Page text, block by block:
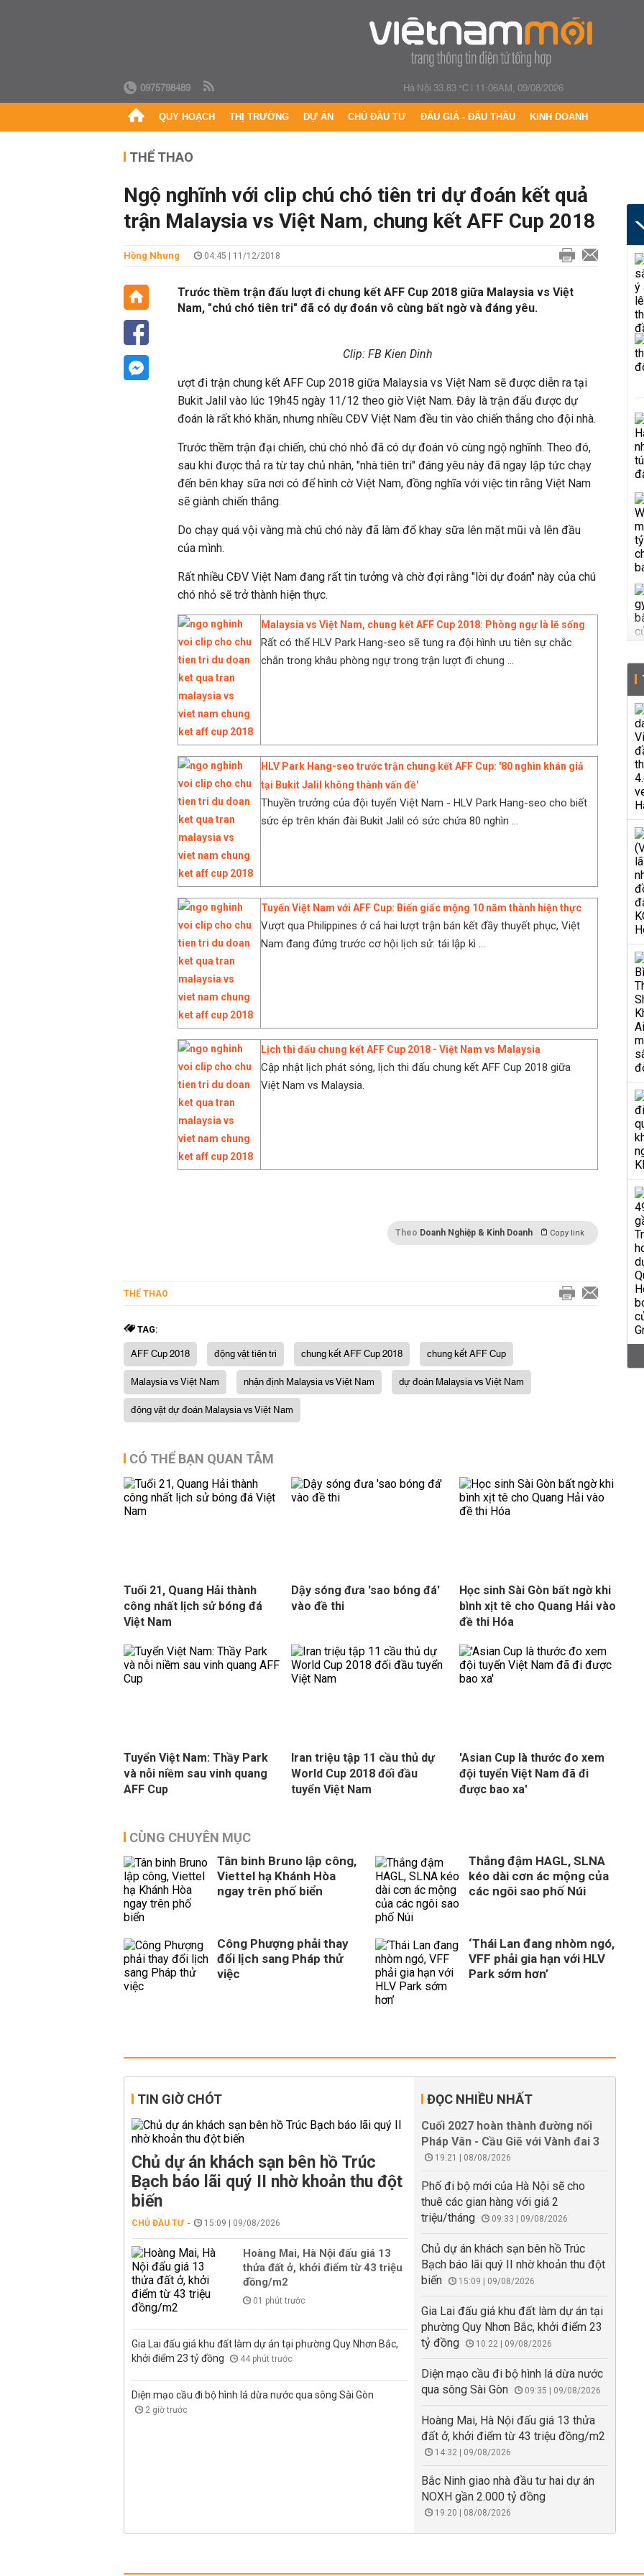
0975798489 Hà Nội 33.83 °C| 11:06AM, 09/08/2026
QUY HOẠCH THỊ TRƯỜNG DỰ ÁN CHỦ ĐẦU TƯ ĐẤU GIÁ - ĐẤU THẦU KINH DOANH
THỂ THAO
Ngộ nghĩnh với clip chú chó tiên tri dự đoán kết quả
trận Malaysia vs Việt Nam, chung kết AFF Cup 2018
Hồng Nhung 04:45 | 11/12/2018
Trước thềm trận đấu lượt đi chung kết AFF Cup 2018 giữa Malaysia vs Việt
Nam, "chú chó tiên tri" đã có dự đoán vô cùng bất ngờ và đáng yêu.
Clip: FB Kien Dinh
ượt đi trận chung kết AFF Cup 2018 giữa Malaysia vs Việt Nam sẽ được diễn ra tại
Bukit Jalil vào lúc 19h45 ngày 11/12 theo giờ Việt Nam. Đây là trận đấu được dự
đoán là rất khó khăn, nhưng nhiều CĐV Việt Nam đều tin vào chiến thắng cho đội nhà.
Trước thềm trận đại chiến, chú chó nhỏ đã có dự đoán vô cùng ngộ nghĩnh. Theo đó,
sau khi được thả ra từ tay chủ nhân, "nhà tiên tri" đáng yêu này đã ngay lập tức chạy
đến bên khay sữa nơi có để hình cờ Việt Nam, đồng nghĩa với việc tin rằng Việt Nam
sẽ giành chiến thắng.
Do chạy quá vội vàng mà chú chó này đã làm đổ khay sữa lên mặt mũi và lên đầu
của mình.
Rất nhiều CĐV Việt Nam đang rất tin tưởng và chờ đợi rằng "lời dự đoán" này của chú
chó nhỏ sẽ trở thành hiện thực.
Malaysia vs Việt Nam, chung kết AFF Cup 2018: Phòng ngự là lẽ sống
Rất có thể HLV Park Hang-seo sẽ tung ra đội hình ưu tiên sự chắc
chắn trong khâu phòng ngự trong trận lượt đi chung ...
HLV Park Hang-seo trước trận chung kết AFF Cup: '80 nghìn khán giả
tại Bukit Jalil không thành vấn đề'
Thuyền trưởng của đội tuyển Việt Nam - HLV Park Hang-seo cho biết
sức ép trên khán đài Bukit Jalil có sức chứa 80 nghìn ...
Tuyển Việt Nam với AFF Cup: Biến giấc mộng 10 năm thành hiện thực
Vượt qua Philippines ở cả hai lượt trận bán kết đầy thuyết phục, Việt
Nam đang đứng trước cơ hội lịch sử: tái lập kì ...
Lịch thi đấu chung kết AFF Cup 2018 - Việt Nam vs Malaysia
Cập nhật lịch phát sóng, lịch thi đấu chung kết AFF Cup 2018 giữa
Việt Nam vs Malaysia.
Theo Doanh Nghiệp & Kinh Doanh Copy link
THỂ THAO
TAG:
AFF Cup 2018 động vật tiên tri chung kết AFF Cup 2018
chung kết AFF Cup
Malaysia vs Việt Nam
nhận định Malaysia vs Việt Nam
dự đoán Malaysia vs Việt Nam
động vật dự đoán Malaysia vs Việt Nam
CÓ THỂ BẠN QUAN TÂM
Tuổi 21, Quang Hải thành
công nhất lịch sử bóng đá
Việt Nam
Dậy sóng đưa 'sao bóng đá'
vào đề thi
Học sinh Sài Gòn bất ngờ khi
bình xịt tê cho Quang Hải vào
đề thi Hóa
Tuyển Việt Nam: Thầy Park
và nỗi niềm sau vinh quang
AFF Cup
Iran triệu tập 11 cầu thủ dự
World Cup 2018 đối đầu
tuyển Việt Nam
'Asian Cup là thước đo xem
đội tuyển Việt Nam đã đi
được bao xa'
CÙNG CHUYÊN MỤC
Tân binh Bruno lập công,
Viettel hạ Khánh Hòa
ngay trên phố biển
Thắng đậm HAGL, SLNA
kéo dài cơn ác mộng của
các ngôi sao phố Núi
Công Phượng phải thay
đổi lịch sang Pháp thử
việc
‘Thái Lan đang nhòm ngó,
VFF phải gia hạn với HLV
Park sớm hơn’
TIN GIỜ CHÓT
Chủ dự án khách sạn bên hồ Trúc
Bạch báo lãi quý II nhờ khoản thu đột
biến
CHỦ ĐẦU TƯ 15:09 | 09/08/2026
Hoàng Mai, Hà Nội đấu giá 13
thửa đất ở, khởi điểm từ 43 triệu
đồng/m2
01 phút trước
Gia Lai đấu giá khu đất làm dự án tại phường Quy Nhơn Bắc,
khởi điểm 23 tỷ đồng
44 phút trước
Diện mạo cầu đi bộ hình lá dừa nước qua sông Sài Gòn
2 giờ trước
ĐỌC NHIỀU NHẤT
Cuối 2027 hoàn thành đường nối
Pháp Vân - Cầu Giẽ với Vành đai 3
19:21 | 08/08/2026
Phố đi bộ mới của Hà Nội sẽ cho
thuê các gian hàng với giá 2
triệu/tháng
09:33 | 09/08/2026
Chủ dự án khách sạn bên hồ Trúc
Bạch báo lãi quý II nhờ khoản thu đột
biến
15:09 | 09/08/2026
Gia Lai đấu giá khu đất làm dự án tại
phường Quy Nhơn Bắc, khởi điểm 23
tỷ đồng
10:22 | 09/08/2026
Diện mạo cầu đi bộ hình lá dừa nước
qua sông Sài Gòn
09:35 | 09/08/2026
Hoàng Mai, Hà Nội đấu giá 13 thửa
đất ở, khởi điểm từ 43 triệu đồng/m2
14:32 | 09/08/2026
Bắc Ninh giao nhà đầu tư hai dự án
NOXH gần 2.000 tỷ đồng
19:20 | 08/08/2026